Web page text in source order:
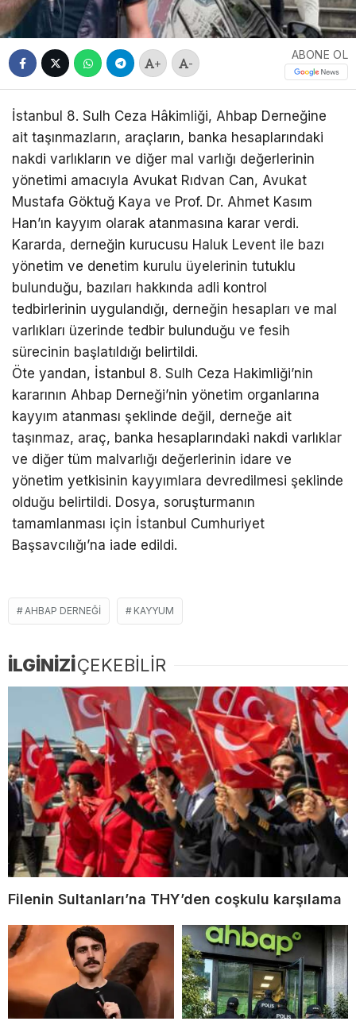
+ -
ABONE OL
İstanbul 8. Sulh Ceza Hâkimliği, Ahbap Derneğine
ait taşınmazların, araçların, banka hesaplarındaki
nakdi varlıkların ve diğer mal varlığı değerlerinin
yönetimi amacıyla Avukat Rıdvan Can, Avukat
Mustafa Göktuğ Kaya ve Prof. Dr. Ahmet Kasım
Han’ın kayyım olarak atanmasına karar verdi.
Kararda, derneğin kurucusu Haluk Levent ile bazı
yönetim ve denetim kurulu üyelerinin tutuklu
bulunduğu, bazıları hakkında adli kontrol
tedbirlerinin uygulandığı, derneğin hesapları ve mal
varlıkları üzerinde tedbir bulunduğu ve fesih
sürecinin başlatıldığı belirtildi.
Öte yandan, İstanbul 8. Sulh Ceza Hakimliği’nin
kararının Ahbap Derneği’nin yönetim organlarına
kayyım atanması şeklinde değil, derneğe ait
taşınmaz, araç, banka hesaplarındaki nakdi varlıklar
ve diğer tüm malvarlığı değerlerinin idare ve
yönetim yetkisinin kayyımlara devredilmesi şeklinde
olduğu belirtildi. Dosya, soruşturmanın
tamamlanması için İstanbul Cumhuriyet
Başsavcılığı’na iade edildi.
AHBAP DERNEĞI KAYYUM
İLGİNİZİÇEKEBİLİR
Filenin Sultanları’na THY’den coşkulu karşılama